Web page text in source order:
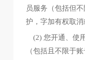
员服务（包括但
护，字加有权取
(2) 您开通、使
（包括且不限于